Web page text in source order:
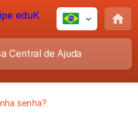
senha?